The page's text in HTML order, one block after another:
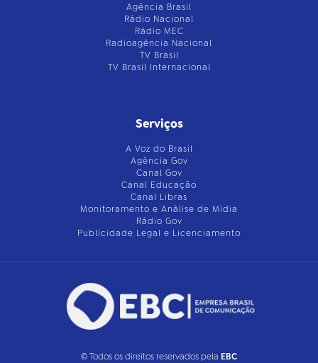
Agência Brasil
Rádio Nacional
Rádio MEC
Radioagência Nacional
TV Brasil
TV Brasil Internacional
Serviços
A Voz do Brasil
Agência Gov
Canal Gov
Canal Educação
Canal Libras
Monitoramento e Análise de Mídia
Rádio Gov
Publicidade Legal e Licenciamento
© Todos os direitos reservados pela EBC